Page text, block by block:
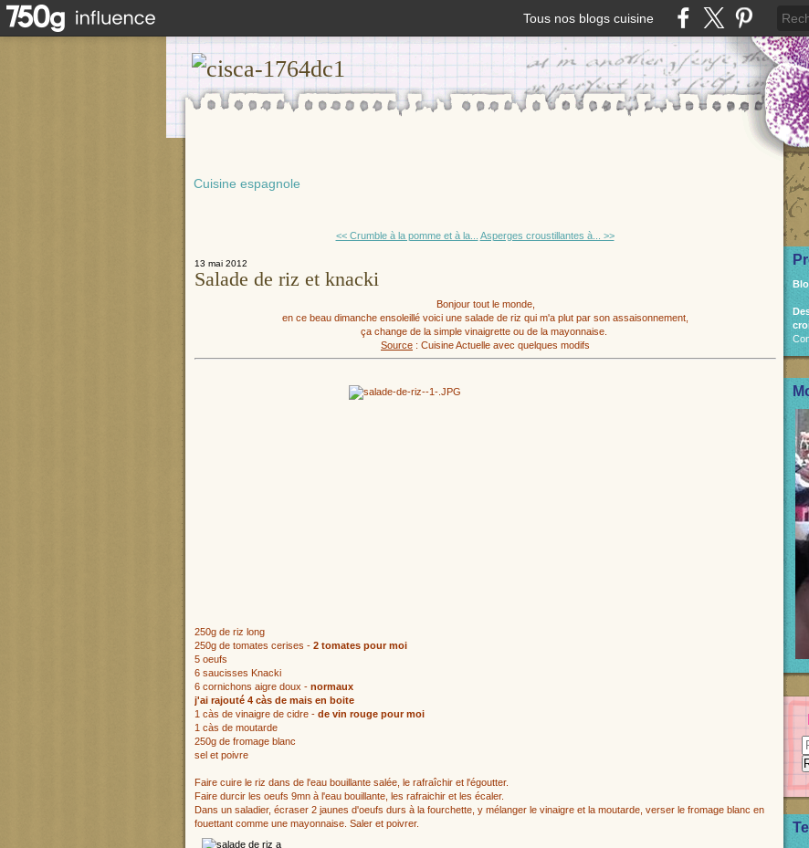
Tous nos blogs cuisine
Cuisine espagnole
<< Crumble à la pomme et à la... Asperges croustillantes à... >>
13 mai 2012
Salade de riz et knacki
Bonjour tout le monde,
en ce beau dimanche ensoleillé voici une salade de riz qui m'a plut par son assaisonnement,
ça change de la simple vinaigrette ou de la mayonnaise.
Source : Cuisine Actuelle avec quelques modifs
250g de riz long
250g de tomates cerises - 2 tomates pour moi
5 oeufs
6 saucisses Knacki
6 cornichons aigre doux - normaux
j'ai rajouté 4 càs de mais en boite
1 càs de vinaigre de cidre - de vin rouge pour moi
1 càs de moutarde
250g de fromage blanc
sel et poivre
Faire cuire le riz dans de l'eau bouillante salée, le rafraîchir et l'égoutter.
Faire durcir les oeufs 9mn à l'eau bouillante, les rafraichir et les écaler.
Dans un saladier, écraser 2 jaunes d'oeufs durs à la fourchette, y mélanger le vinaigre et la moutarde, verser le fromage blanc en
fouettant comme une mayonnaise. Saler et poivrer.